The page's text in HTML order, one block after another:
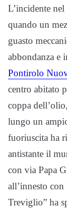
L’incidente
quando un
guasto
abbondanza e
Pontirolo
centro abitato
coppa
lungo un
fuoriuscita ha
antistante il
con via Papa
all’innesto
Treviglio” ha